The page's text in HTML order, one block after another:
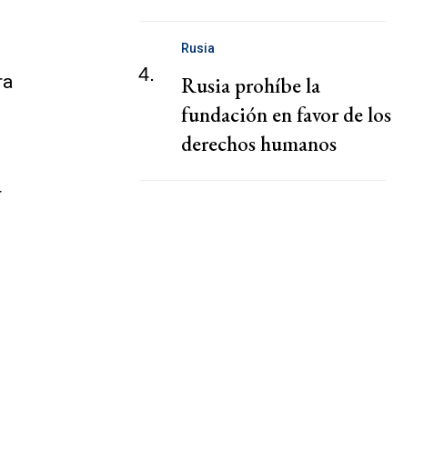
4.
Rusia
Rusia prohíbe la
fundación en favor de los
derechos humanos